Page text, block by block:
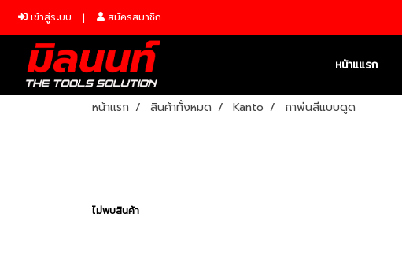
เข้าสู่ระบบ สมัครสมาชิก
หน้าแแรก
หน้าแรก สินค้าทั้งหมด Kanto กาพ่นสีแบบดูด
ไม่พบสินค้า